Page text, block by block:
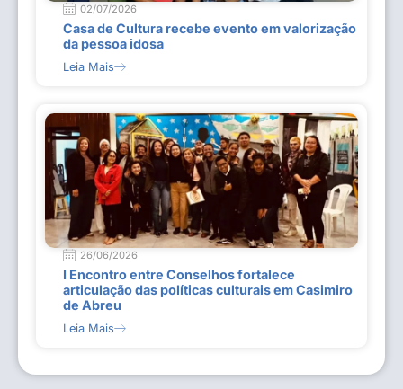
02/07/2026
Casa de Cultura recebe evento em valorização
da pessoa idosa
Leia Mais
26/06/2026
I Encontro entre Conselhos fortalece
articulação das políticas culturais em Casimiro
de Abreu
Leia Mais